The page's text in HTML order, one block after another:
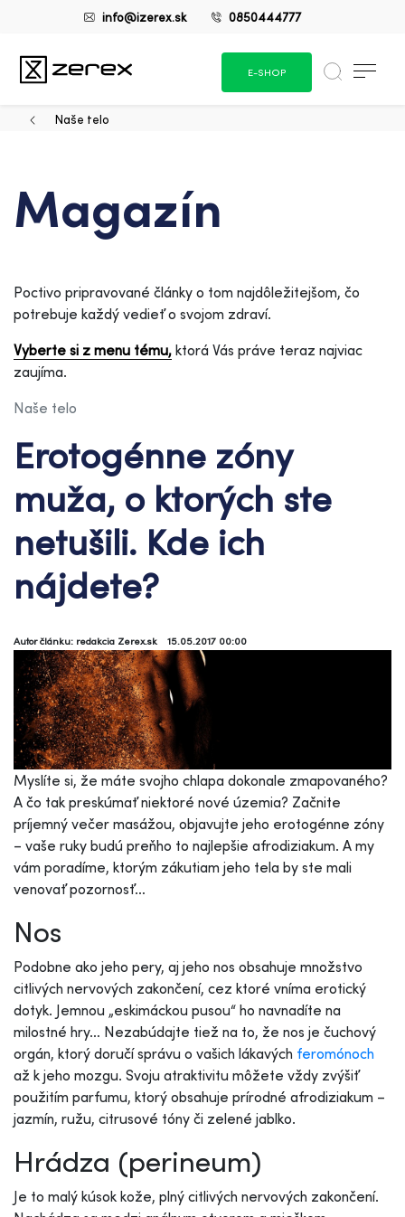
info@izerex.sk 0850444777
E-SHOP
Naše telo
Magazín
Poctivo pripravované články o tom najdôležitejšom, čo
potrebuje každý vedieť o svojom zdraví.
Vyberte si z menu tému, ktorá Vás práve teraz najviac
zaujíma.
Naše telo
Erotogénne zóny
muža, o ktorých ste
netušili. Kde ich
nájdete?
Autor článku: redakcia Zerex.sk 15.05.2017 00:00
Myslíte si, že máte svojho chlapa dokonale zmapovaného?
A čo tak preskúmať niektoré nové územia? Začnite
príjemný večer masážou, objavujte jeho erotogénne zóny
– vaše ruky budú preňho to najlepšie afrodiziakum. A my
vám poradíme, ktorým zákutiam jeho tela by ste mali
venovať pozornosť…
Nos
Podobne ako jeho pery, aj jeho nos obsahuje množstvo
citlivých nervových zakončení, cez ktoré vníma erotický
dotyk. Jemnou „eskimáckou pusou“ ho navnadíte na
milostné hry… Nezabúdajte tiež na to, že nos je čuchový
orgán, ktorý doručí správu o vašich lákavých feromónoch
až k jeho mozgu. Svoju atraktivitu môžete vždy zvýšiť
použitím parfumu, ktorý obsahuje prírodné afrodiziakum –
jazmín, ružu, citrusové tóny či zelené jablko.
Hrádza (perineum)
Je to malý kúsok kože, plný citlivých nervových zakončení.